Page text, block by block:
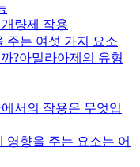
량제 작용
주는 여섯 가지 요소
?아밀라아제의 유형
서의 작용은 무엇입
영향을 주는 요소는 어